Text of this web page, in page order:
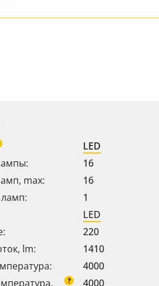
LED
16
max:
16
1
LED
220
lm:
1410
4000
? 4000